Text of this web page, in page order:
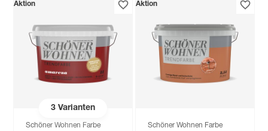
3Varianten
Aktion
Schöner Wohnen Farbe
Aktion
Schöner Wohnen Farbe